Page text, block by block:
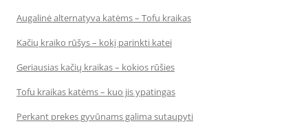
Augalinė alternatyva katėms – Tofu kraikas
Kačių kraiko rūšys – kokį parinkti katei
Geriausias kačių kraikas – kokios rūšies
Tofu kraikas katėms – kuo jis ypatingas
Perkant prekes gyvūnams galima sutaupyti